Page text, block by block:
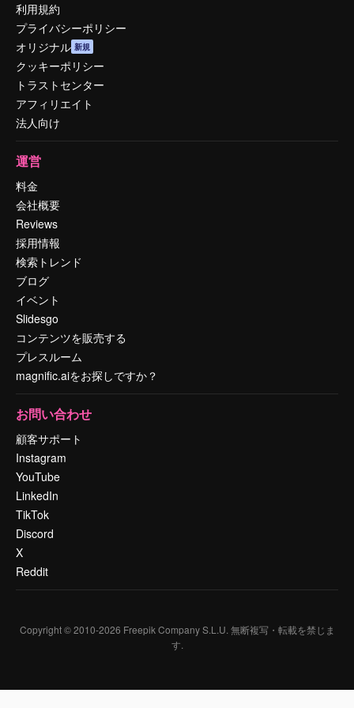
利用規約
プライバシーポリシー
オリジナル 新規
クッキーポリシー
トラストセンター
アフィリエイト
法人向け
運営
料金
会社概要
Reviews
採用情報
検索トレンド
ブログ
イベント
Slidesgo
コンテンツを販売する
プレスルーム
magnific.aiをお探しですか？
お問い合わせ
顧客サポート
Instagram
YouTube
LinkedIn
TikTok
Discord
X
Reddit
Copyright © 2010-2026 Freepik Company S.L.U. 無断複写・転載を禁じま
す.